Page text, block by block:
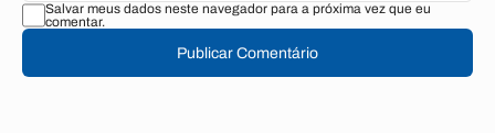
Salvar meus dados neste navegador para a próxima vez que eu
comentar.
Publicar Comentário